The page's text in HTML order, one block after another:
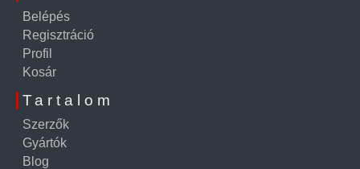
Belépés
Regisztráció
Profil
Kosár
Tartalom
Szerzők
Gyártók
Blog